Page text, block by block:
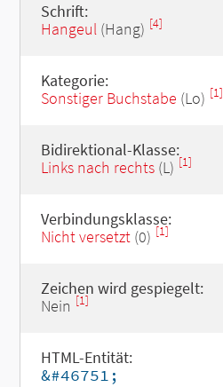
Schrift:
Hangeul(Hang) [4]
Kategorie:
Sonstiger Buchstabe (Lo) [1]
Bidirektional-Klasse:
Links nach rechts(L) [1]
Verbindungsklasse:
Nicht versetzt(0) [1]
Zeichen wird gespiegelt:
Nein [1]
HTML-Entität:
&#46751;